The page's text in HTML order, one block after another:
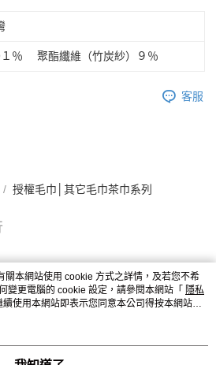
％ 聚酯纖維（竹炭紗）９％
客服
授權毛巾│其它毛巾茶巾系列
關本網站使用 cookie 方式之詳情，及若您不希
變更電腦的 cookie 設定，請參閱本網站「 隱私
續使用本網站即表示您同意本公司得按本網站使
。